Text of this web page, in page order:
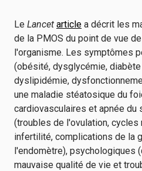
Le Lancet article a décrit les
de la PMOS du point de vue
l'organisme. Les symptômes
(obésité, dysglycémie,
dyslipidémie,
une maladie stéatosique du
cardiovasculaires et apnée du
(troubles de l'ovulation,
infertilité, complications de la
l'endomètre), psychologiques
mauvaise qualité de vie et